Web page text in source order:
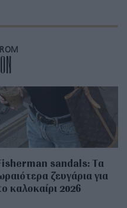
sandals: Tα
ζευγάρια για
καλοκαίρι 2026